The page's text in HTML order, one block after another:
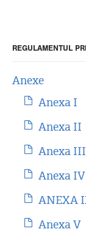
REGULAMENTUL
Anexe
Anexa I
Anexa II
Anexa III
Anexa IV
ANEXA
Anexa V